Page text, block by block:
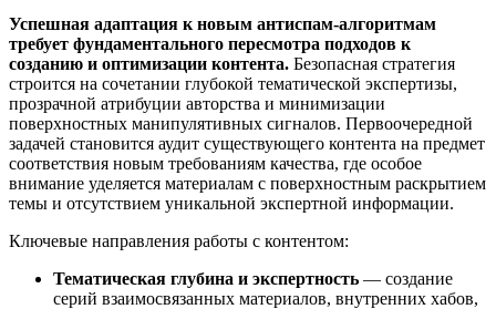
Успешная адаптация к новым антиспам-алгоритмам
требует фундаментального пересмотра подходов к
созданию и оптимизации контента. Безопасная стратегия
строится на сочетании глубокой тематической экспертизы,
прозрачной атрибуции авторства и минимизации
поверхностных манипулятивных сигналов. Первоочередной
задачей становится аудит существующего контента на предмет
соответствия новым требованиям качества, где особое
внимание уделяется материалам с поверхностным раскрытием
темы и отсутствием уникальной экспертной информации.
Ключевые направления работы с контентом:
Тематическая глубина и экспертность — создание
серий взаимосвязанных материалов, внутренних хабов,